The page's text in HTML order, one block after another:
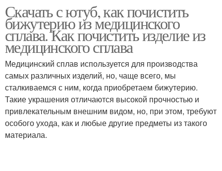
Скачать с ютуб, как почистить
бижутерию из медицинского
сплава. Как почистить изделие из
медицинского сплава
Медицинский сплав используется для производства
самых различных изделий, но, чаще всего, мы
сталкиваемся с ним, когда приобретаем бижутерию.
Такие украшения отличаются высокой прочностью и
привлекательным внешним видом, но, при этом, требуют
особого ухода, как и любые другие предметы из такого
материала.